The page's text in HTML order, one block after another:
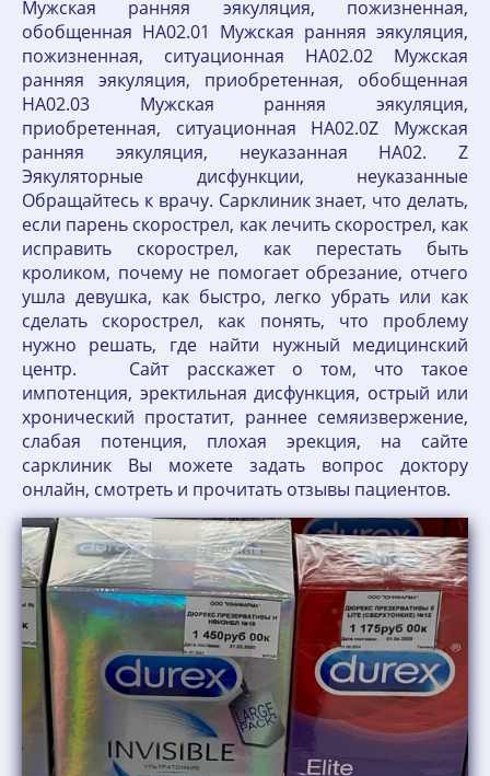
Мужская ранняя эякуляция, пожизненная,
обобщенная HA02.01 Мужская ранняя эякуляция,
пожизненная, ситуационная HA02.02 Мужская
ранняя эякуляция, приобретенная, обобщенная
HA02.03 Мужская ранняя эякуляция,
приобретенная, ситуационная HA02.0Z Мужская
ранняя эякуляция, неуказанная HA02. Z
Эякуляторные дисфункции, неуказанные
Обращайтесь к врачу. Сарклиник знает, что делать,
если парень скорострел, как лечить скорострел, как
исправить скорострел, как перестать быть
кроликом, почему не помогает обрезание, отчего
ушла девушка, как быстро, легко убрать или как
сделать скорострел, как понять, что проблему
нужно решать, где найти нужный медицинский
центр. Сайт расскажет о том, что такое
импотенция, эректильная дисфункция, острый или
хронический простатит, раннее семяизвержение,
слабая потенция, плохая эрекция, на сайте
сарклиник Вы можете задать вопрос доктору
онлайн, смотреть и прочитать отзывы пациентов.